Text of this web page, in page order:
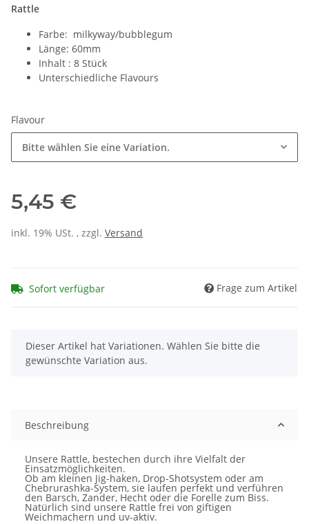
Rattle
Farbe: milkyway/bubblegum
Länge: 60mm
Inhalt : 8 Stück
Unterschiedliche Flavours
Flavour
Bitte wählen Sie eine Variation.
5,45 €
inkl. 19% USt. , zzgl. Versand
Sofort verfügbar Frage zum Artikel
x
Dieser Artikel hat Variationen. Wählen Sie bitte die
gewünschte Variation aus.
Beschreibung
Unsere Rattle, bestechen durch ihre Vielfalt der
Einsatzmöglichkeiten.
Ob am kleinen Jig-haken, Drop-Shotsystem oder am
Chebrurashka-System, sie laufen perfekt und verführen
den Barsch, Zander, Hecht oder die Forelle zum Biss.
Natürlich sind unsere Rattle frei von giftigen
Weichmachern und uv-aktiv.